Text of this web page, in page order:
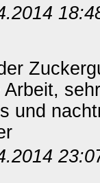
Arbeit,
und